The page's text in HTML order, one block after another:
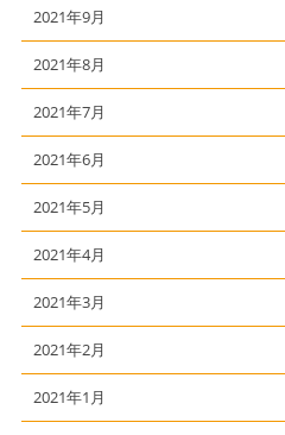
2021年9月
2021年8月
2021年7月
2021年6月
2021年5月
2021年4月
2021年3月
2021年2月
2021年1月